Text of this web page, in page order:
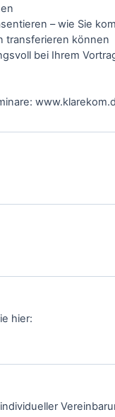
– wie Sie
transferieren können
bei Ihrem
hier: